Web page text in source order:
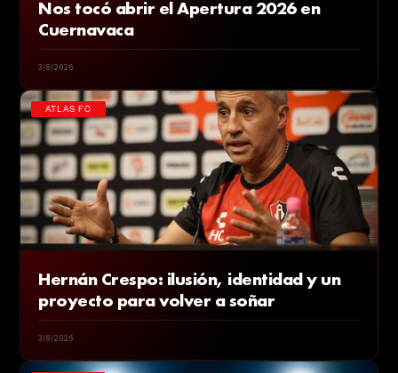
Nos tocó abrir el Apertura 2026 en
Cuernavaca
3/8/2026
ATLAS FC
Hernán Crespo: ilusión, identidad y un
proyecto para volver a soñar
3/8/2026